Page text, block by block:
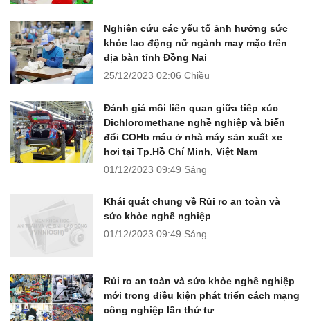
Nghiên cứu các yếu tố ảnh hưởng sức
khỏe lao động nữ ngành may mặc trên
địa bàn tỉnh Đồng Nai
25/12/2023 02:06 Chiều
Đánh giá mối liên quan giữa tiếp xúc
Dichloromethane nghề nghiệp và biến
đổi COHb máu ở nhà máy sản xuất xe
hơi tại Tp.Hồ Chí Minh, Việt Nam
01/12/2023 09:49 Sáng
Khái quát chung về Rủi ro an toàn và
sức khỏe nghề nghiệp
01/12/2023 09:49 Sáng
Rủi ro an toàn và sức khỏe nghề nghiệp
mới trong điều kiện phát triển cách mạng
công nghiệp lần thứ tư